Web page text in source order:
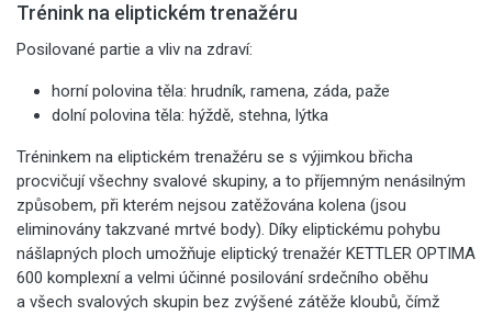
Trénink na eliptickém trenažéru
Posilované partie a vliv na zdraví:
horní polovina těla: hrudník, ramena, záda, paže
dolní polovina těla: hýždě, stehna, lýtka
Tréninkem na eliptickém trenažéru se s výjimkou břicha
procvičují všechny svalové skupiny, a to příjemným nenásilným
způsobem, při kterém nejsou zatěžována kolena (jsou
eliminovány takzvané mrtvé body). Díky eliptickému pohybu
nášlapných ploch umožňuje eliptický trenažér KETTLER OPTIMA
600 komplexní a velmi účinné posilování srdečního oběhu
a všech svalových skupin bez zvýšené zátěže kloubů, čímž